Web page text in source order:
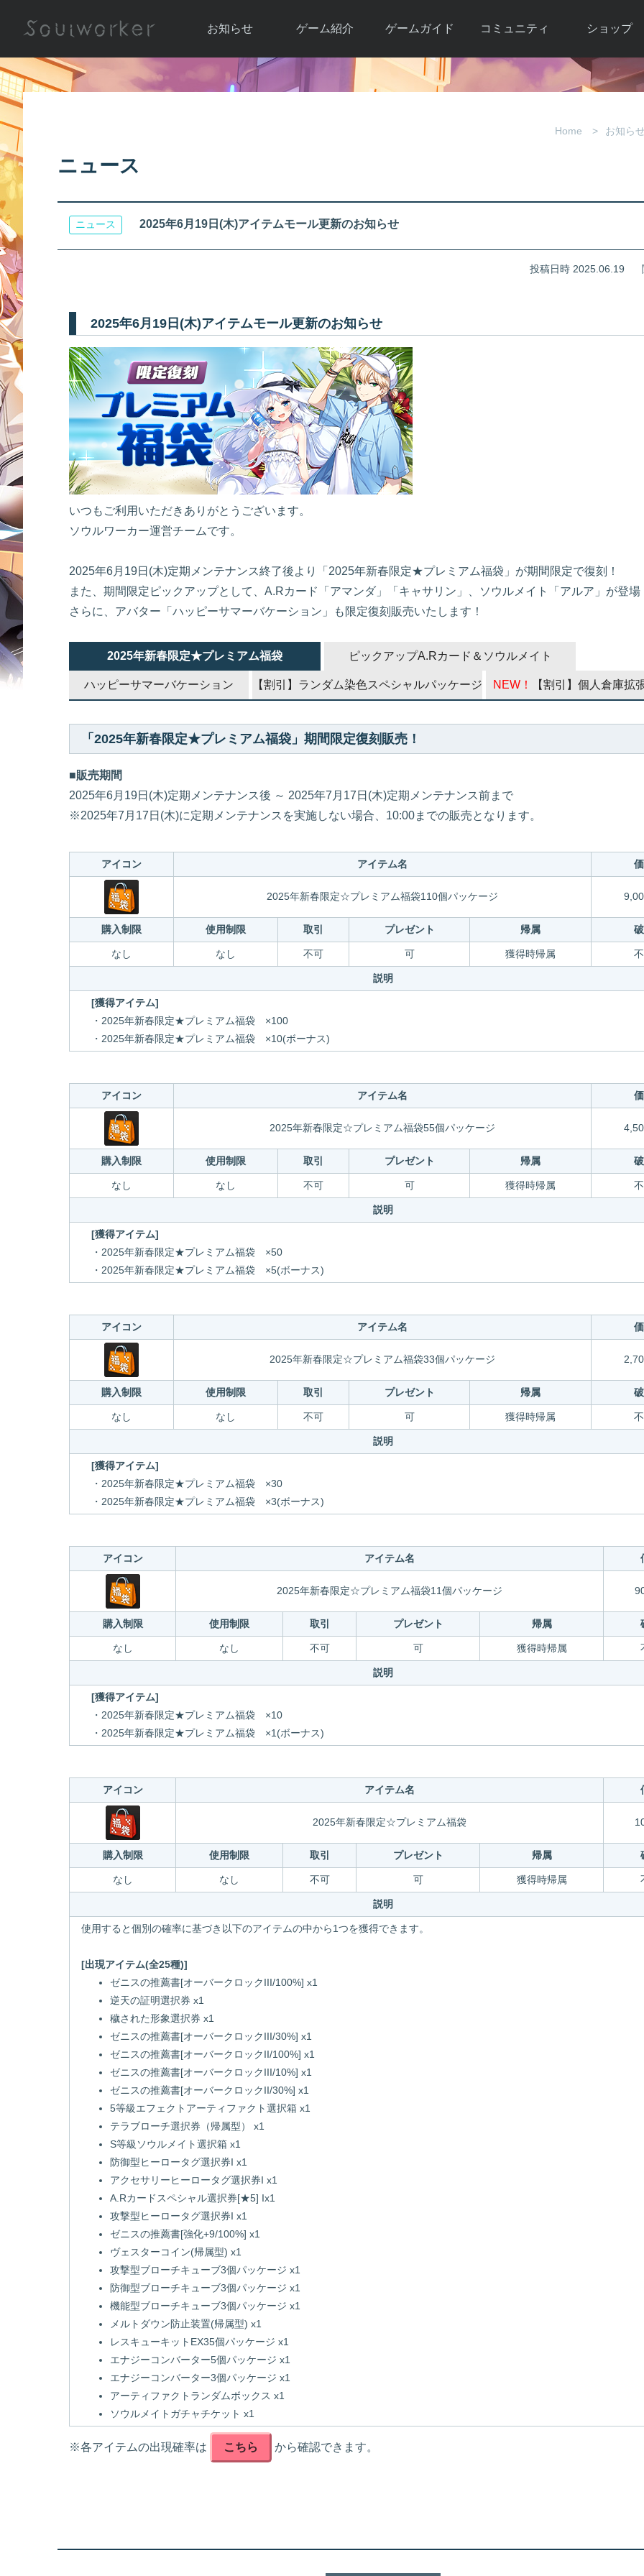
お知らせ
お知らせ一覧
ゲーム紹介
ソウルワーカー
アップデート履
歴
ゲームガイド
ガイド総合もく
コミュニティ
自由掲示板
ショップ
Y.Pの購入
アイテムカタロ
Home お知らせ
ニュース
ニュース 2025年6月19日(木)アイテムモール更新のお知らせ
投稿日時 2025.06.19
2025年6月19日(木)アイテムモール更新のお知らせ
いつもご利用いただきありがとうございます。
ソウルワーカー運営チームです。
2025年6月19日(木)定期メンテナンス終了後より「2025年新春限定★プレミアム福袋」が期間限定で復刻！
また、期間限定ピックアップとして、A.Rカード「アマンダ」「キャサリン」、ソウルメイト「アルア」が登場
さらに、アバター「ハッピーサマーバケーション」も限定復刻販売いたします！
2025年新春限定★プレミアム福袋 ピックアップA.Rカード＆ソウルメイト
ハッピーサマーバケーション 【割引】ランダム染色スペシャルパッケージ NEW！ 【割引】個人倉庫拡
「2025年新春限定★プレミアム福袋」期間限定復刻販売！
■販売期間
2025年6月19日(木)定期メンテナンス後 ～ 2025年7月17日(木)定期メンテナンス前まで
※2025年7月17日(木)に定期メンテナンスを実施しない場合、10:00までの販売となります。
アイコン アイテム名
2025年新春限定☆プレミアム福袋110個パッケージ
購入制限 使用制限 取引 プレゼント 帰属
なし なし 不可 可 獲得時帰属
説明
[獲得アイテム]
・2025年新春限定★プレミアム福袋 ×100
・2025年新春限定★プレミアム福袋 ×10(ボーナス)
アイコン アイテム名
2025年新春限定☆プレミアム福袋55個パッケージ
購入制限 使用制限 取引 プレゼント 帰属
なし なし 不可 可 獲得時帰属
説明
[獲得アイテム]
・2025年新春限定★プレミアム福袋 ×50
・2025年新春限定★プレミアム福袋 ×5(ボーナス)
アイコン アイテム名
2025年新春限定☆プレミアム福袋33個パッケージ
購入制限 使用制限 取引 プレゼント 帰属
なし なし 不可 可 獲得時帰属
説明
[獲得アイテム]
・2025年新春限定★プレミアム福袋 ×30
・2025年新春限定★プレミアム福袋 ×3(ボーナス)
アイコン アイテム名
2025年新春限定☆プレミアム福袋11個パッケージ
購入制限 使用制限 取引 プレゼント 帰属
なし なし 不可 可 獲得時帰属
説明
[獲得アイテム]
・2025年新春限定★プレミアム福袋 ×10
・2025年新春限定★プレミアム福袋 ×1(ボーナス)
アイコン アイテム名
2025年新春限定☆プレミアム福袋
購入制限 使用制限 取引 プレゼント 帰属
なし なし 不可 可 獲得時帰属
説明
使用すると個別の確率に基づき以下のアイテムの中から1つを獲得できます。
[出現アイテム(全25種)]
ゼニスの推薦書[オーバークロックIII/100%] x1
逆天の証明選択券 x1
穢された形象選択券 x1
ゼニスの推薦書[オーバークロックIII/30%] x1
ゼニスの推薦書[オーバークロックII/100%] x1
ゼニスの推薦書[オーバークロックIII/10%] x1
ゼニスの推薦書[オーバークロックII/30%] x1
5等級エフェクトアーティファクト選択箱 x1
テラブローチ選択券（帰属型） x1
S等級ソウルメイト選択箱 x1
防御型ヒーロータグ選択券I x1
アクセサリーヒーロータグ選択券I x1
A.Rカードスペシャル選択券[★5] Ix1
攻撃型ヒーロータグ選択券I x1
ゼニスの推薦書[強化+9/100%] x1
ヴェスターコイン(帰属型) x1
攻撃型ブローチキューブ3個パッケージ x1
防御型ブローチキューブ3個パッケージ x1
機能型ブローチキューブ3個パッケージ x1
メルトダウン防止装置(帰属型) x1
レスキューキットEX35個パッケージ x1
エナジーコンバーター5個パッケージ x1
エナジーコンバーター3個パッケージ x1
アーティファクトランダムボックス x1
ソウルメイトガチャチケット x1
※各アイテムの出現確率は こちら から確認できます。